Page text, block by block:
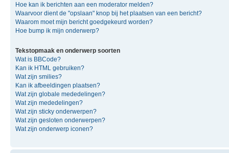
Hoe kan ik berichten aan een moderator melden?
Waarvoor dient de "opslaan" knop bij het plaatsen van een bericht?
Waarom moet mijn bericht goedgekeurd worden?
Hoe bump ik mijn onderwerp?
Tekstopmaak en onderwerp soorten
Wat is BBCode?
Kan ik HTML gebruiken?
Wat zijn smilies?
Kan ik afbeeldingen plaatsen?
Wat zijn globale mededelingen?
Wat zijn mededelingen?
Wat zijn sticky onderwerpen?
Wat zijn gesloten onderwerpen?
Wat zijn onderwerp iconen?